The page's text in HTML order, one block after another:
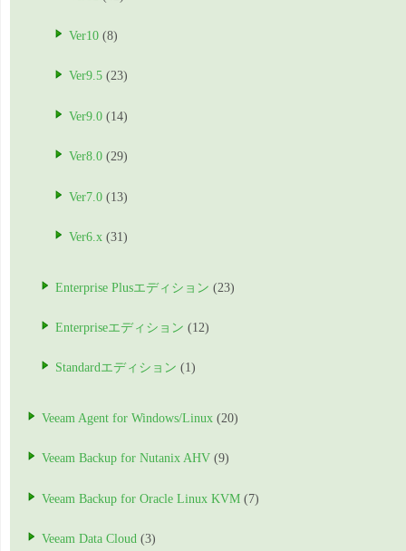
Ver10 (8)
Ver9.5 (23)
Ver9.0 (14)
Ver8.0 (29)
Ver7.0 (13)
Ver6.x (31)
Enterprise Plusエディション (23)
Enterpriseエディション (12)
Standardエディション (1)
Veeam Agent for Windows/Linux (20)
Veeam Backup for Nutanix AHV (9)
Veeam Backup for Oracle Linux KVM (7)
Veeam Data Cloud (3)